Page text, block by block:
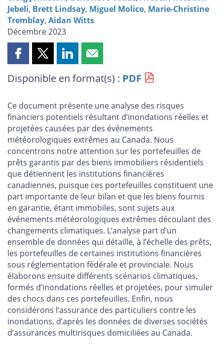
Jebeli, Brett Lindsay, Miguel Molico, Marie-Christine
Tremblay, Aidan Witts
Décembre 2023
Partager
page
Facebook
Partager
page
X
Partager
page
LinkedIn
Partager
page
courriel
Disponible en format(s) : PDF
Ce document présente une analyse des risques
financiers potentiels résultant d’inondations réelles et
projetées causées par des événements
météorologiques extrêmes au Canada. Nous
concentrons notre attention sur les portefeuilles de
prêts garantis par des biens immobiliers résidentiels
que détiennent les institutions financières
canadiennes, puisque ces portefeuilles constituent une
part importante de leur bilan et que les biens fournis
en garantie, étant immobiles, sont sujets aux
événements météorologiques extrêmes découlant des
changements climatiques. L’analyse part d’un
ensemble de données qui détaille, à l’échelle des prêts,
les portefeuilles de certaines institutions financières
sous réglementation fédérale et provinciale. Nous
élaborons ensuite différents scénarios climatiques,
formés d’inondations réelles et projetées, pour simuler
des chocs dans ces portefeuilles. Enfin, nous
considérons l’assurance des particuliers contre les
inondations, d’après les données de diverses sociétés
d’assurances multirisques domiciliées au Canada.